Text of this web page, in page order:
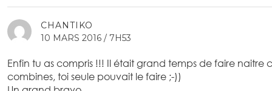
CHANTIKO
10 MARS 2016 / 7H53
Enfin tu as compris !!! Il était grand temps de faire naitre
combines, toi seule pouvait le faire ;-))